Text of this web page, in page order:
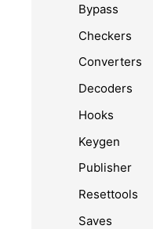
Bypass
Checkers
Converters
Decoders
Hooks
Keygen
Publisher
Resettools
Saves